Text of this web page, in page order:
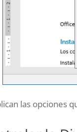
las opciones